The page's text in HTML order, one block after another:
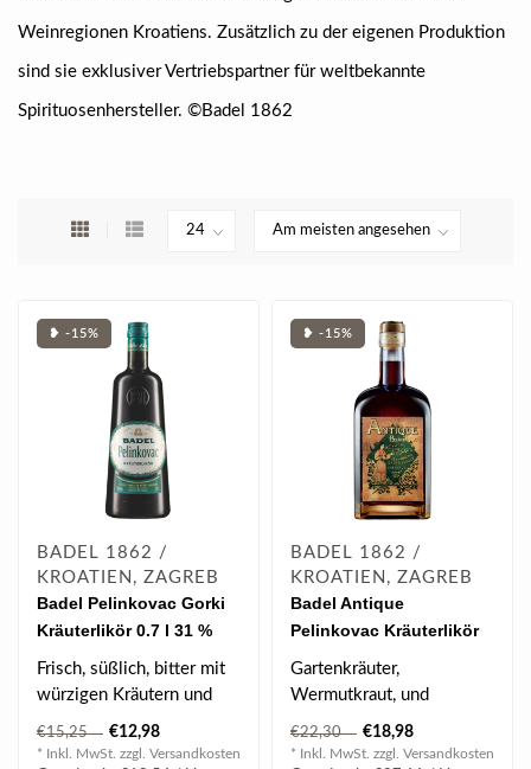
Weinregionen Kroatiens. Zusätzlich zu der eigenen Produktion
sind sie exklusiver Vertriebspartner für weltbekannte
Spirituosenhersteller. ©Badel 1862
❥ -15%
BADEL 1862 /
KROATIEN, ZAGREB
Badel Pelinkovac Gorki
Kräuterlikör 0.7 l 31 %
vol
Frisch, süßlich, bitter mit
würzigen Kräutern und
feinen Gewürzen...
€15,25 €12,98
* Inkl. MwSt. zzgl. Versandkosten
❥ -15%
BADEL 1862 /
KROATIEN, ZAGREB
Badel Antique
Pelinkovac Kräuterlikör
0.7 l 35 % vol
Gartenkräuter,
Wermutkraut, und
Gewürze.
€22,30 €18,98
* Inkl. MwSt. zzgl. Versandkosten